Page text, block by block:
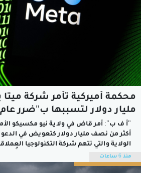
محكمة أميركية تأمر شركة
مليار دولار لتسببها ب"ضرر
"أ ف ب": أمر قاض في ولاية نيو مكسيكو
أكثر من نصف مليار دولار كتعويض في
الولاية والتي تتهم شركة التكنولوجيا
وإلحاق الأذى بالأطفال.وكانت ميتا قد
375 مليون دولار لولاية نيو مكسيكو...
منذ 6 ساعات